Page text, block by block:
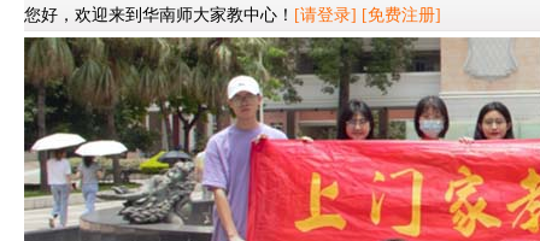
您好，欢迎来到华南师大家教中心！ [请登录] [免费注册]